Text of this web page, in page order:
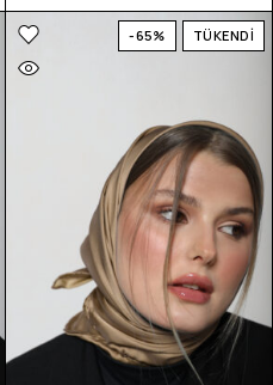
-65% TÜKENDİ